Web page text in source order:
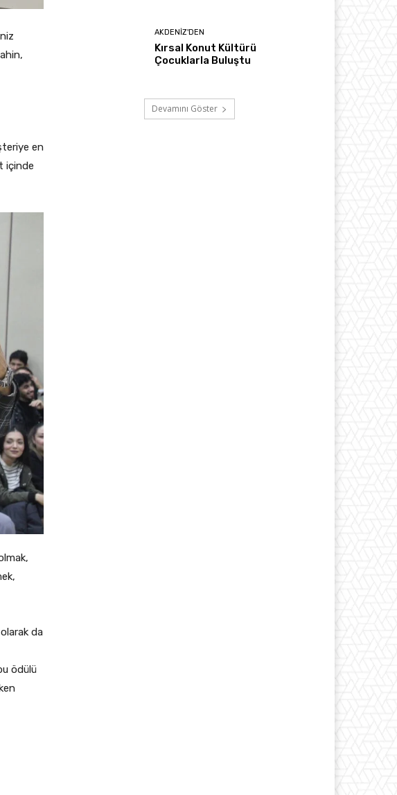
en
içinde
da
ödülü
AKDENIZ'DEN
Kırsal Konut Kültürü
Çocuklarla Buluştu
Devamını Göster